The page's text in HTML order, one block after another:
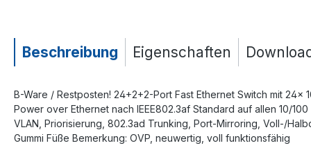
Beschreibung Eigenschaften
B-Ware / Restposten! 24+2+2-Port Fast Ethernet Switch mit
Power over Ethernet nach IEEE802.3af Standard auf allen 10/
VLAN, Priorisierung, 802.3ad Trunking, Port-Mirroring, Voll-/
Gummi Füße Bemerkung: OVP, neuwertig, voll funktionsfähig